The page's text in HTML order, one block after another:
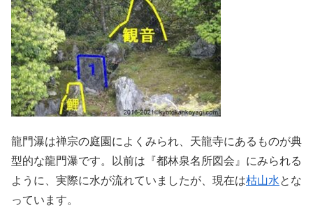
龍門瀑は禅宗の庭園によくみられ、天龍寺にあるものが典
型的な龍門瀑です。以前は『都林泉名所図会』にみられる
ように、実際に水が流れていましたが、現在は枯山水とな
っています。